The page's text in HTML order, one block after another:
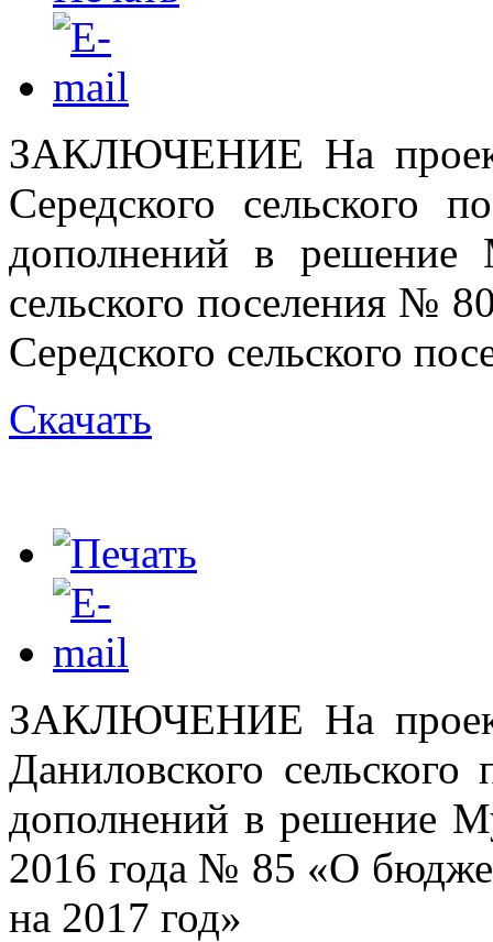
ЗАКЛЮЧЕНИЕ На
Середского сельского
дополнений в решение
сельского поселения №
Середского сельского
Скачать
ЗАКЛЮЧЕНИЕ На
Даниловского
дополнений в решение
2016 года № 85 «О
на 2017 год»